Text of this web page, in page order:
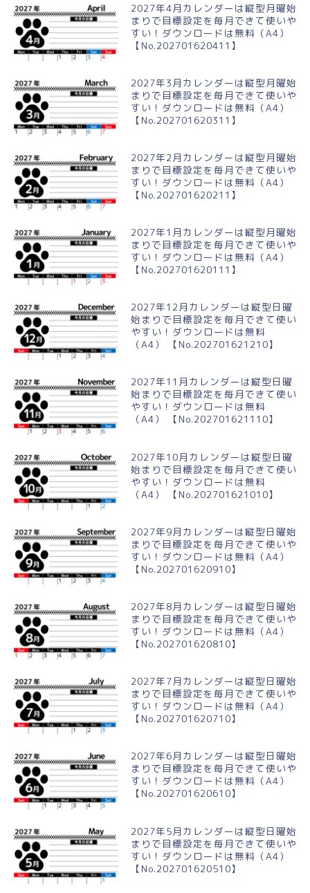
2027年4月カレンダーは縦型月曜始
まりで目標設定を毎月できて使いや
すい！ダウンロードは無料（A4）
【No.202701620411】
2027年3月カレンダーは縦型月曜始
まりで目標設定を毎月できて使いや
すい！ダウンロードは無料（A4）
【No.202701620311】
2027年2月カレンダーは縦型月曜始
まりで目標設定を毎月できて使いや
すい！ダウンロードは無料（A4）
【No.202701620211】
2027年1月カレンダーは縦型月曜始
まりで目標設定を毎月できて使いや
すい！ダウンロードは無料（A4）
【No.202701620111】
2027年12月カレンダーは縦型日曜
始まりで目標設定を毎月できて使い
やすい！ダウンロードは無料
（A4） 【No.202701621210】
2027年11月カレンダーは縦型日曜
始まりで目標設定を毎月できて使い
やすい！ダウンロードは無料
（A4） 【No.202701621110】
2027年10月カレンダーは縦型日曜
始まりで目標設定を毎月できて使い
やすい！ダウンロードは無料
（A4） 【No.202701621010】
2027年9月カレンダーは縦型日曜始
まりで目標設定を毎月できて使いや
すい！ダウンロードは無料（A4）
【No.202701620910】
2027年8月カレンダーは縦型日曜始
まりで目標設定を毎月できて使いや
すい！ダウンロードは無料（A4）
【No.202701620810】
2027年7月カレンダーは縦型日曜始
まりで目標設定を毎月できて使いや
すい！ダウンロードは無料（A4）
【No.202701620710】
2027年6月カレンダーは縦型日曜始
まりで目標設定を毎月できて使いや
すい！ダウンロードは無料（A4）
【No.202701620610】
2027年5月カレンダーは縦型日曜始
まりで目標設定を毎月できて使いや
すい！ダウンロードは無料（A4）
【No.202701620510】